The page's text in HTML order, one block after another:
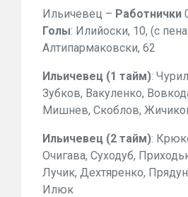
Ильичевец – Работнички
Голы: Илийоски, 10, (с
Алтипармаковски, 62
Ильичевец (1 тайм):
Зубков, Вакуленко,
Мишнев, Скоблов,
Ильичевец (2 тайм):
Очигава, Суходуб,
Лучик, Дехтяренко,
Илюк